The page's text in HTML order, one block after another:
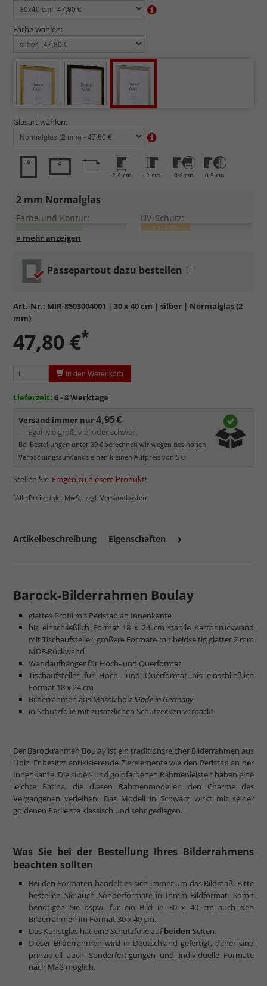
Farbe wählen:
Glasart wählen:
2,4 cm 2 cm 0,6 cm 0,9 cm
2 mm Normalglas
Farbe und Kontur: UV-Schutz:
ca. 45%
Entspiegelung:
Standardglasin hochwertiger Floatglas-Qualität.
Formstabil, preiswert, witterungs- und hitzebeständig
Reflektierende Oberfläche
, die als störend empfunden
Minimaler UV-Schutz von ca. 45%
Schutz des Bildes.
Normalglas hat eine leichte Grünfärbung
Bereich der Weißtöne zu einem dezenten Grünschimmer
kommt. Für Bilder mit hellen Farben empfehlen wir Kunst- oder
Passepartout dazu bestellen
Art.-Nr.: MIR-8503004001 | 30 x 40 cm | silber | Normalglas (2
mm)
47,80 €*
In den Warenkorb
Lieferzeit: 6 - 8 Werktage
Versand immer nur4,95 €
— Egal wie groß, viel oder schwer.
Bei Bestellungen unter 30 € berechnen wir wegen des hohen
Verpackungsaufwands einen kleinen Aufpreis von 5 €.
Stellen Sie Fragen zu diesem Produkt!
*Alle Preise inkl. MwSt. zzgl. Versandkosten.
Artikelbeschreibung Eigenschaften
Barock-Bilderrahmen Boulay
glattes Profil mit Perlstab an Innenkante
bis einschließlich Format 18 x 24 cm stabile Kartonrückwand
mit Tischaufsteller; größere Formate mit beidseitig glatter 2 mm
MDF-Rückwand
Wandaufhänger für Hoch- und Querformat
Tischaufsteller für Hoch- und Querformat bis einschließlich
Format 18 x 24 cm
Bilderrahmen aus MassivholzMade in Germany
in Schutzfolie mit zusätzlichen Schutzecken verpackt
Der Barockrahmen Boulay ist ein traditionsreicher Bilderrahmen aus
Holz. Er besitzt antikisierende Zierelemente wie den Perlstab an der
Innenkante. Die silber- und goldfarbenen Rahmenleisten haben eine
leichte Patina, die diesen Rahmenmodellen den Charme des
Vergangenen verleihen. Das Modell in Schwarz wirkt mit seiner
goldenen Perlleiste klassisch und sehr gediegen.
Was Sie bei der Bestellung Ihres Bilderrahmens
beachten sollten
Bei den Formaten handelt es sich immer um das Bildmaß. Bitte
bestellen Sie auch Sonderformate in Ihrem Bildformat. Somit
benötigen Sie bspw. für ein Bild in 30 x 40 cm auch den
Bilderrahmen im Format 30 x 40 cm.
Das Kunstglas hat eine Schutzfolie aufbeiden Seiten.
Dieser Bilderrahmen wird in Deutschland gefertigt, daher sind
prinzipiell auch Sonderfertigungen und individuelle Formate
nach Maß möglich.